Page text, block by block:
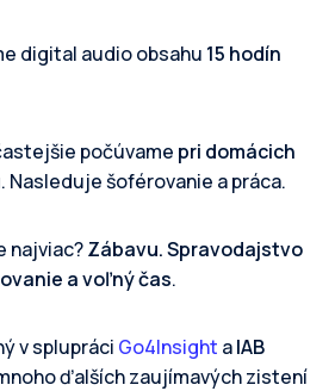
digital audio obsahu 15 hodín
počúvame pri domácich
. Nasleduje šoférovanie a práca.
najviac?Zábavu. Spravodajstvo
a voľný čas.
v splupráci Go4Insight aIAB
ďalších zaujímavých zistení